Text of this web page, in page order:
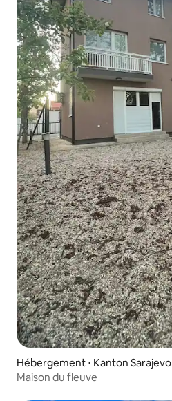
Hébergement ⋅ Kanton Sarajevo
Maison du fleuve